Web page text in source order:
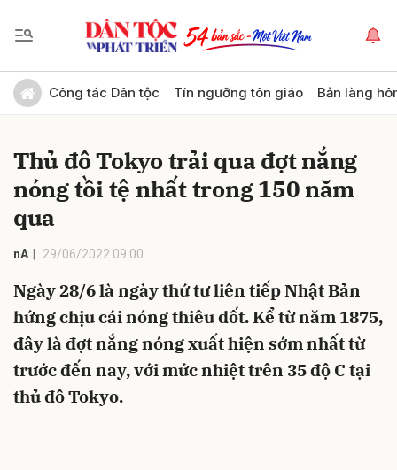
Công tác Dân tộc Tín ngưỡng tôn giáo Bản làng
Thủ đô Tokyo trải qua đợt nắng
nóng tồi tệ nhất trong 150 năm
qua
nA 29/06/2022 09:00
Ngày 28/6 là ngày thứ tư liên tiếp Nhật Bản
hứng chịu cái nóng thiêu đốt. Kể từ năm 1875,
đây là đợt nắng nóng xuất hiện sớm nhất từ
trước đến nay, với mức nhiệt trên 35 độ C tại
thủ đô Tokyo.
Gửi bình luận